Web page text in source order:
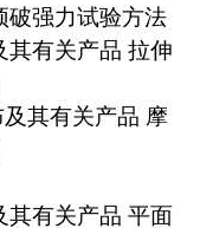
破强力试验方法
其有关产品 拉伸
及其有关产品 摩
其有关产品 平面